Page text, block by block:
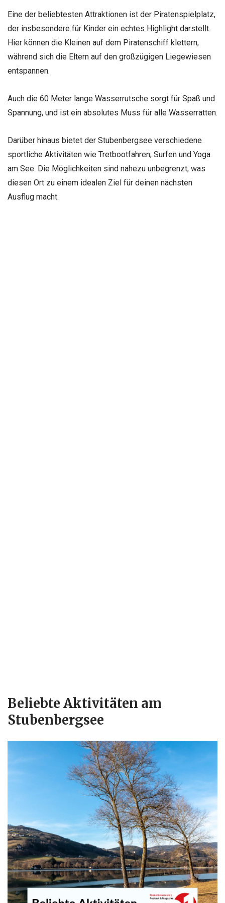
Eine der beliebtesten Attraktionen ist der Piratenspielplatz,
der insbesondere für Kinder ein echtes Highlight darstellt.
Hier können die Kleinen auf dem Piratenschiff klettern,
während sich die Eltern auf den großzügigen Liegewiesen
entspannen.
Auch die 60 Meter lange Wasserrutsche sorgt für Spaß und
Spannung, und ist ein absolutes Muss für alle Wasserratten.
Darüber hinaus bietet der Stubenbergsee verschiedene
sportliche Aktivitäten wie Tretbootfahren, Surfen und Yoga
am See. Die Möglichkeiten sind nahezu unbegrenzt, was
diesen Ort zu einem idealen Ziel für deinen nächsten
Ausflug macht.
Beliebte Aktivitäten am
Stubenbergsee